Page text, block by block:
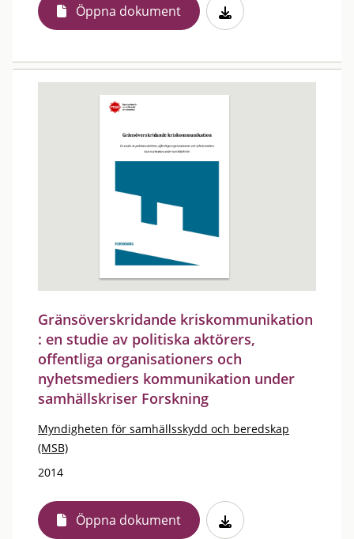
Öppna dokument
Gränsöverskridande kriskommunikation
: en studie av politiska aktörers,
offentliga organisationers och
nyhetsmediers kommunikation under
samhällskriser Forskning
Myndigheten för samhällsskydd och beredskap
(MSB)
2014
Öppna dokument